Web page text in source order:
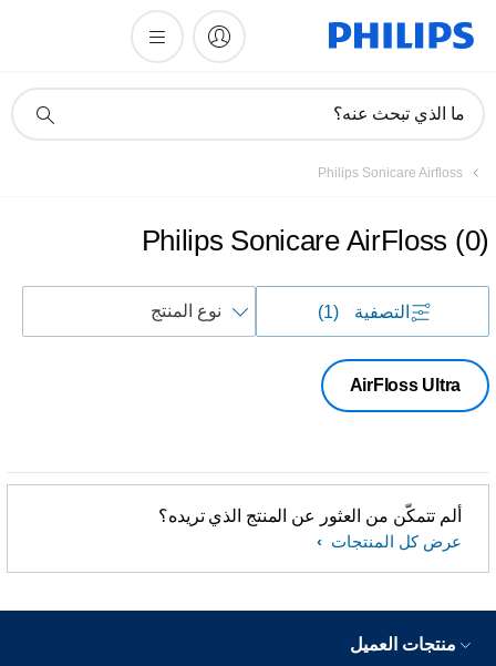
دعم
ما الذي تبحث عنه؟
Philips Sonicare Airfloss
Philips Sonicare AirFloss(0)
التصفية (1)
حسب
AirFloss Ultra
ألم تتمكّن من العثور عن المنتج الذي تريده؟
عرض كل المنتجات
منتجات العميل